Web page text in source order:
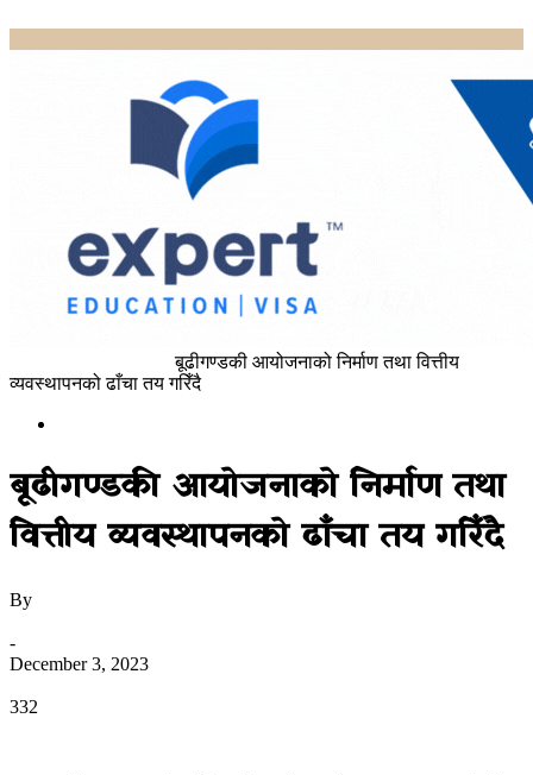
बूढीगण्डकी आयोजनाको निर्माण तथा वित्तीय
व्यवस्थापनको ढाँचा तय गरिँदै
बूढीगण्डकी आयोजनाको निर्माण तथा
वित्तीय व्यवस्थापनको ढाँचा तय गरिँदै
By
-
December 3, 2023
332